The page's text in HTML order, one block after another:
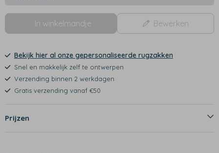
In winkelmandje Bewerken
Bekijk hier al onze gepersonaliseerde rugzakken
Snel en makkelijk zelf te ontwerpen
Verzending binnen 2 werkdagen
Gratis verzending vanaf €50
Prijzen